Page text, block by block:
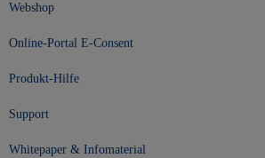
Webshop
Online-Portal E-Consent
Produkt-Hilfe
Support
Whitepaper & Infomaterial